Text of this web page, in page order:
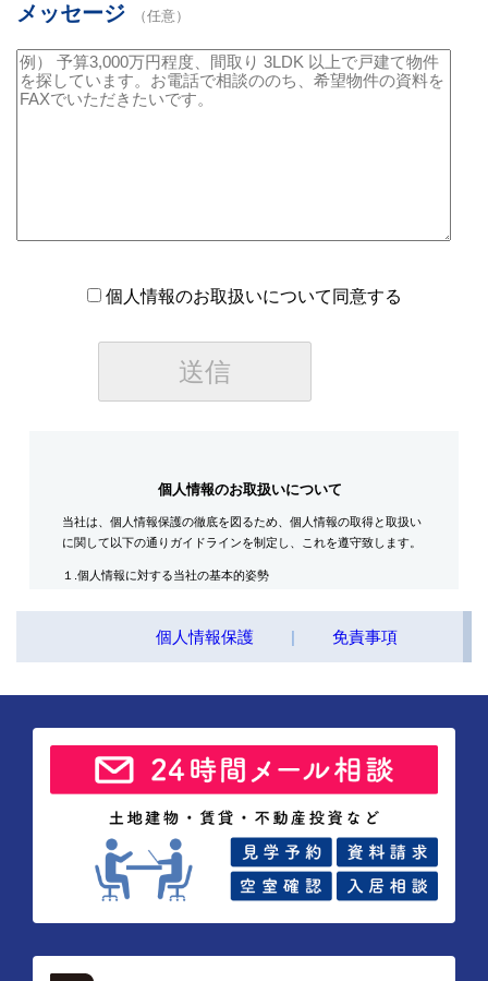
メッセージ （任意）
個人情報のお取扱いについて同意する
個人情報のお取扱いについて
当社は、個人情報保護の徹底を図るため、個人情報の取得と取扱い
に関して以下の通りガイドラインを制定し、これを遵守致します。
１.個人情報に対する当社の基本的姿勢
員はじめ全ての従業員が取り扱う個人情報の重要性を認識するとと
もに適正な取扱いと保護に努めます。
の所有者その他権利者
住所・氏名・性別・生年月日・年齢・職業（勤務先名称・住所・
レス等
その他の取得情報項目
個人情報が特定できる契約の種類、申込日、契約締結日、売買又
は賃料その他の価格・対価・付帯費用、取引における対象物件に
個人情報保護 | 免責事項